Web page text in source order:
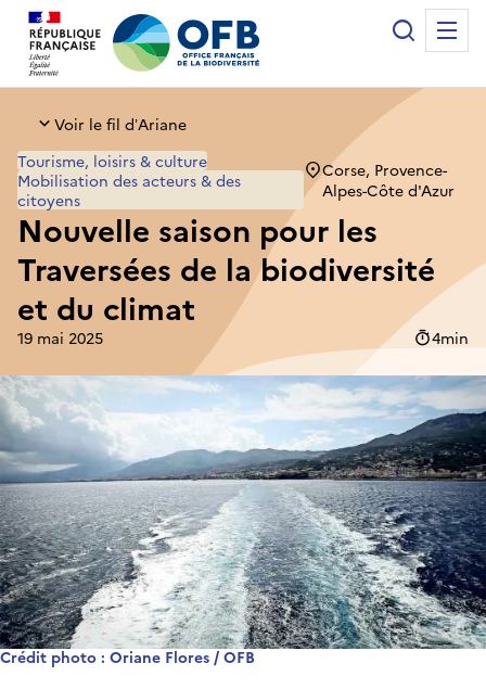
Office français de la biodiversité
Recherche
Voir le fil d’Ariane
Nouvelle saison pour les
Traversées de la biodiversité
et du climat
Tourisme, loisirs & culture
Mobilisation des acteurs & des
citoyens
Corse, Provence-
Alpes-Côte d'Azur
19 mai 2025 Temps
4min
Crédit photo : Oriane Flores / OFB
Panneau de gestion des cookies